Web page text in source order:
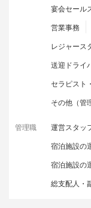
宴会セール
営業事務
レジャース
送迎ドライ
セラピスト
その他（管
管理職 運営スタッ
宿泊施設の
宿泊施設の
総支配人・